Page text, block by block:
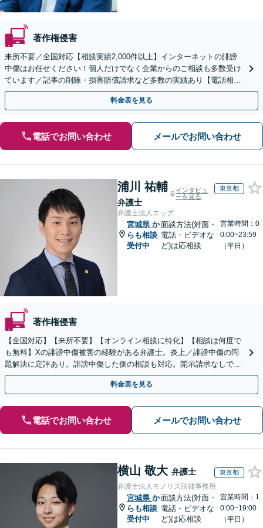
著作権侵害
来所不要／全国対応【相談実績2,000件以上】インターネットの誹謗
中傷はお任せください！個人だけでなく企業からのご相談も多数受け
ています／記事の削除・損害賠償請求など多数の実績あり【電話相談
可】【初回相談無料】【夜間休日面談可】
料金表を見る
電話でお問い合わせ メールでお問い合わせ
浦川 祐輔
弁護士
インタビュ
ーを見る
東京都
弁護士法人エッグ
宮城県 か
らも相談
受付中
面談方法(対面・
電話・ビデオな
ど)は応相談
営業時間：0
0:00~23:59
（平日）
著作権侵害
【全国対応】【来所不要】【オンライン相談に特化】【相談は何度で
も無料】Xの誹謗中傷被害の経験がある弁護士。炎上／誹謗中傷の問
題解決に定評あり。誹謗中傷した側の相談も対応。開示請求なしで本
人の特定ができる場合もあり。
料金表を見る
電話でお問い合わせ メールでお問い合わせ
横山 敬大 弁護士 東京都
弁護士法人モノリス法律事務所
宮城県 か
らも相談
受付中
面談方法(対面・
電話・ビデオな
ど)は応相談
営業時間：1
0:00~19:00
（平日）